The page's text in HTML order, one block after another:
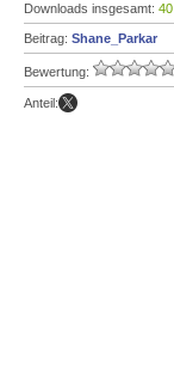
Downloads insgesamt: 40
Beitrag: Shane_Parkar
Bewertung:
Anteil: